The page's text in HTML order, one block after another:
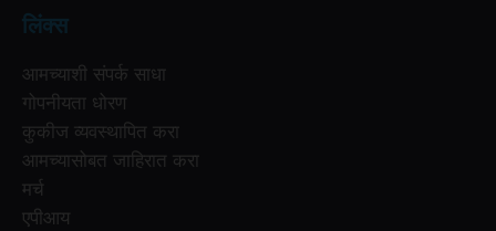
लिंक्स
आमच्याशी संपर्क साधा
गोपनीयता धोरण
कुकीज व्यवस्थापित करा
आमच्यासोबत जाहिरात करा
मर्च
एपीआय